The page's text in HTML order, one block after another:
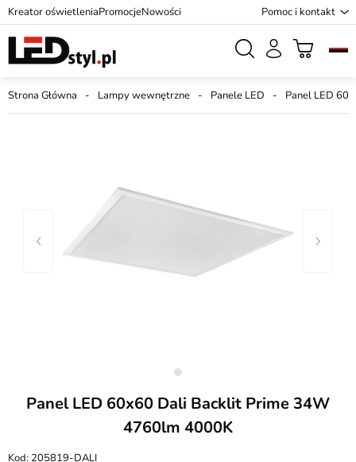
Kreator oświetleniaPromocjeNowości Pomoc i kontakt
Strona Główna Lampy wewnętrzne Panele LED Panel LED
Panel LED 60x60 Dali Backlit Prime 34W
4760lm 4000K
205819-DALI